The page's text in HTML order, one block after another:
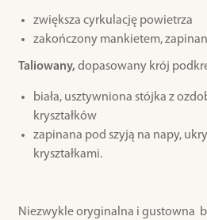
zwiększa cyrkulację powietrza
zakończony mankietem,
Taliowany, dopasowany krój
biała, usztywniona stójka z
kryształków
zapinana pod szyją na napy,
kryształkami.
Niezwykle oryginalna i gustowna